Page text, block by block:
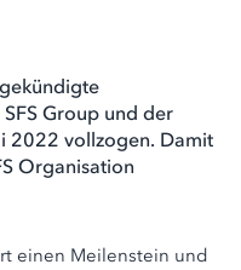
Group und der
2022 vollzogen. Damit
Organisation
einen Meilenstein und